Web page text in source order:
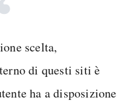
scelta,
di questi siti è
ha a disposizione